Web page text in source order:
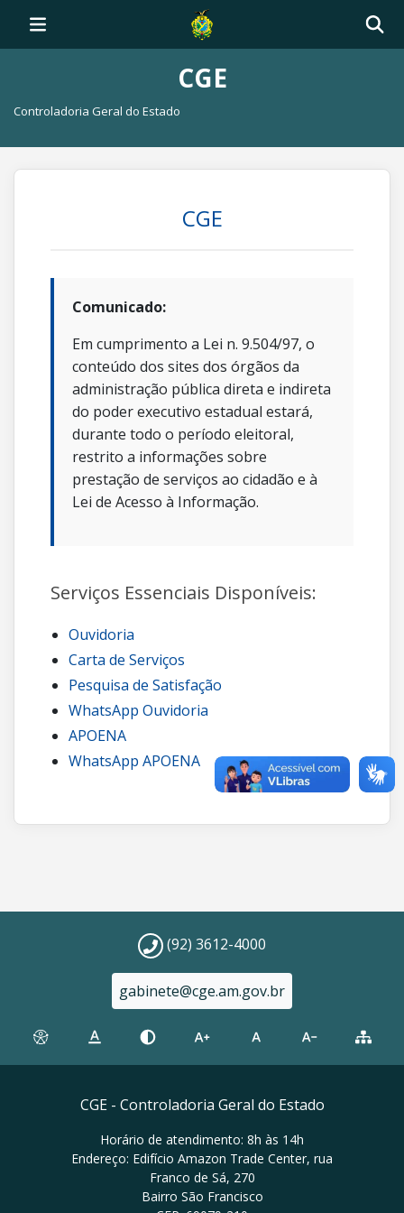
CGE
Controladoria Geral do Estado
CGE
Comunicado:
Em cumprimento a Lei n. 9.504/97, o
conteúdo dos sites dos órgãos da
administração pública direta e indireta
do poder executivo estadual estará,
durante todo o período eleitoral,
restrito a informações sobre
prestação de serviços ao cidadão e à
Lei de Acesso à Informação.
Serviços Essenciais Disponíveis:
Ouvidoria
Carta de Serviços
Pesquisa de Satisfação
WhatsApp Ouvidoria
APOENA
WhatsApp APOENA
(92) 3612-4000
gabinete@cge.am.gov.br
CGE - Controladoria Geral do Estado
Horário de atendimento: 8h às 14h
Endereço: Edifício Amazon Trade Center, rua
Franco de Sá, 270
Bairro São Francisco